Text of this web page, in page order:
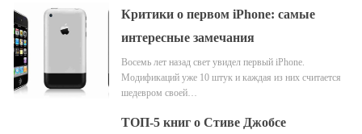
Критики о первом iPhone: самые
интересные замечания
Восемь лет назад свет увидел первый iPhone.
Модификаций уже 10 штук и каждая из них считается
шедевром своей…
ТОП-5 книг о Стиве Джобсе